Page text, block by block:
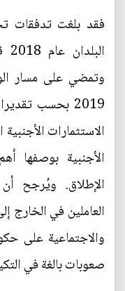
فقد بلغت تدفقات
2019 بحسب
الاستثمارات
الأجنبية بوصفها
الإطلاق. ويُرجح
العاملين في الخارج
والاجتماعية على
صعوبات بالغة في